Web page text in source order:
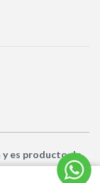
y es productode
reservados